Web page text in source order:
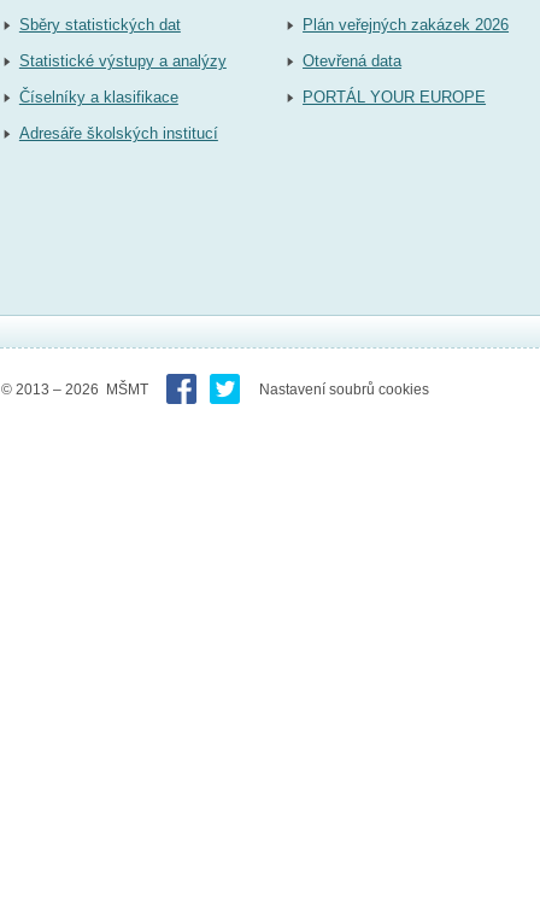
Sběry statistických dat
Statistické výstupy a analýzy
Číselníky a klasifikace
Adresáře školských institucí
Plán veřejných zakázek 2026
Otevřená data
PORTÁL YOUR EUROPE
© 2013 – 2026 MŠMT Nastavení soubrů cookies